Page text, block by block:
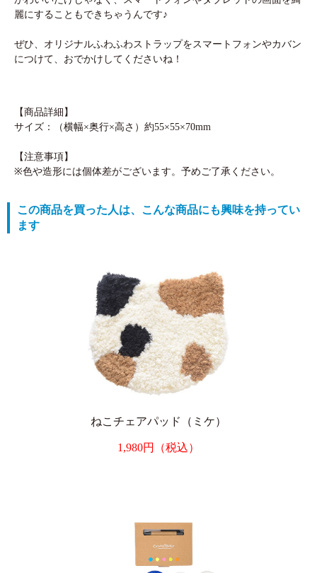
麗にすることもできちゃうんです♪
ぜひ、オリジナルふわふわストラップをスマートフォンやカバン
につけて、おでかけしてくださいね！
【商品詳細】
サイズ：（横幅×奥行×高さ）約55×55×70mm
【注意事項】
※色や造形には個体差がございます。予めご了承ください。
この商品を買った人は、こんな商品にも興味を持ってい
ます
ねこチェアパッド（ミケ）
1,980円（税込）